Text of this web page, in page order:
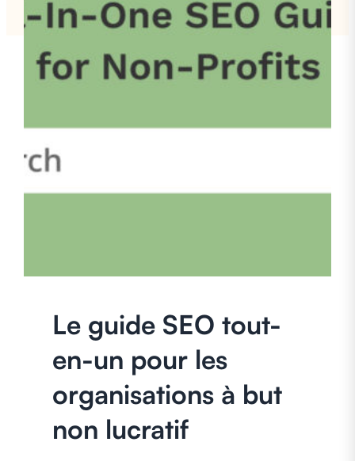
Le guide SEO tout-
en-un pour les
organisations à but
non lucratif